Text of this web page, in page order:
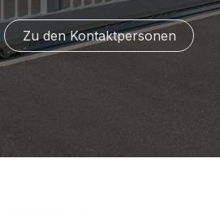
Zu den Konta​​​​​​​​​​​​ktper​​sonen